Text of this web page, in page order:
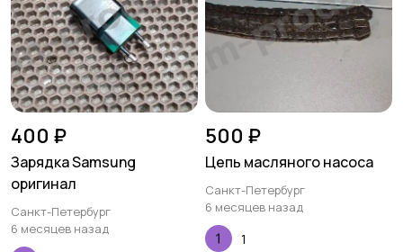
400 ₽
Зарядка Samsung
оригинал
Санкт-Петербург
6 месяцев назад
500 ₽
Цепь масляного насоса
Санкт-Петербург
6 месяцев назад
1